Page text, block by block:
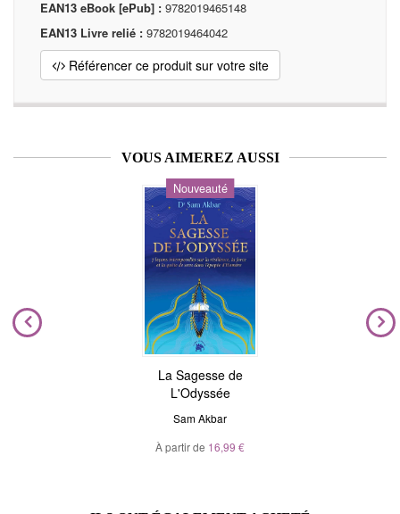
EAN13 eBook [ePub] : 9782019465148
EAN13 Livre relié : 9782019464042
Référencer ce produit sur votre site
VOUS AIMEREZ AUSSI
Nouveauté
La Sagesse de
L'Odyssée
Sam Akbar
À partir de 16,99 €